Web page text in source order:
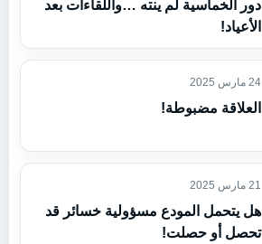
دور الخماسية لم ينته …واللقاءات بعد
الأعياد!
24 مارس 2025
العلاقة مضبوطة!
21 مارس 2025
هل يتحمل المودع مسؤولية خسائر قد
تحصل أو حصلت!